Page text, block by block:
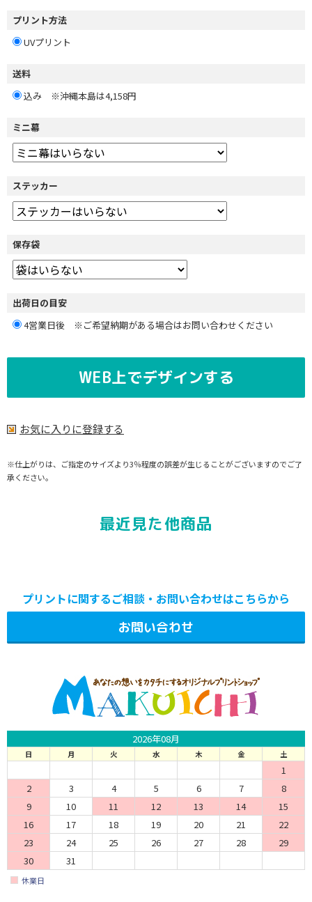
プリント方法
UVプリント
送料
込み ※沖縄本島は4,158円
ミニ幕
ステッカー
保存袋
出荷日の目安
4営業日後 ※ご希望納期がある場合はお問い合わせください
WEB上でデザインする
お気に入りに登録する
※仕上がりは、ご指定のサイズより3％程度の誤差が生じることがございますのでご了
承ください。
最近見た他商品
プリントに関するご相談・お問い合わせはこちらから
お問い合わせ
2026年08月
日 月 火 水 木 金 土
1
2
3 4 5 6 7
8
9
10 11 12 13 14
15
16
17 18 19 20 21
22
23
24 25 26 27 28
29
30
31
休業日